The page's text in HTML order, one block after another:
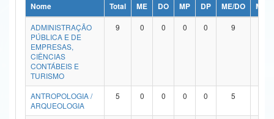
Ministério da Ciência, Tecnologia, Inovações e Comunicações
Ministério do Meio Ambiente
Ministério do Turismo
Ministério do Desenvolvimento Regional
Controladoria-Geral da União
Nome Total ME DO MP DP ME/DO
MP/
ADMINISTRAÇÃO
PÚBLICA E DE
EMPRESAS,
CIÊNCIAS
CONTÁBEIS E
TURISMO
9 0 0 0 0 9
ANTROPOLOGIA /
ARQUEOLOGIA
5 0 0 0 0 5